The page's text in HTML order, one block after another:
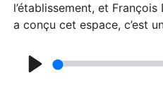
l’établissement, et
a conçu cet espace, c’est